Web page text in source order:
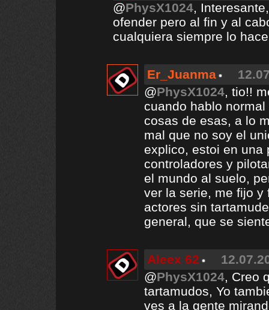
@PhysX1024,
ofender pero al fin y al
cualquiera siempre lo hace
Er_Juanma
@PhysX1024, tio!!
cuando hablo
cosas de esas, a lo
mal que no soy el
explico, estoi en una
controladores y
el mundo al suelo,
ver la serie, me fijo y
actores sin
general, que se
Aleex 62
@PhysX1024, Creo
tartamudos, Yo
ves a la gente